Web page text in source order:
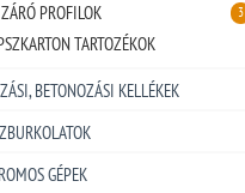
ZÁRÓ PROFILOK 3
TARTOZÉKOK
BETONOZÁSI KELLÉKEK
GÉPEK